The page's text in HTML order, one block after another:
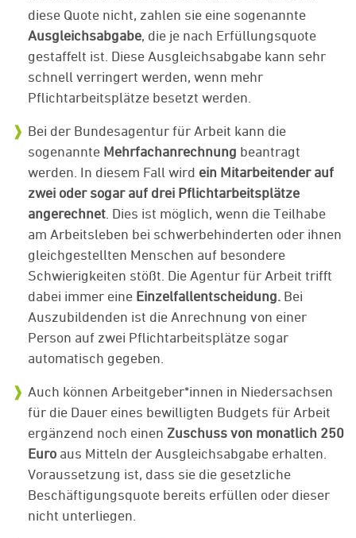
diese Quote nicht, zahlen sie eine sogenannte
Ausgleichsabgabe, die je nach Erfüllungsquote
gestaffelt ist. Diese Ausgleichsabgabe kann sehr
schnell verringert werden, wenn mehr
Pflichtarbeitsplätze besetzt werden.
Bei der Bundesagentur für Arbeit kann die
sogenannte Mehrfachanrechnung beantragt
werden. In diesem Fall wird ein Mitarbeitender auf
zwei oder sogar auf drei Pflichtarbeitsplätze
angerechnet . Dies ist möglich, wenn die Teilhabe
am Arbeitsleben bei schwerbehinderten oder ihnen
gleichgestellten Menschen auf besondere
Schwierigkeiten stößt. Die Agentur für Arbeit trifft
dabei immer eine Einzelfallentscheidung. Bei
Auszubildenden ist die Anrechnung von einer
Person auf zwei Pflichtarbeitsplätze sogar
automatisch gegeben.
Auch können Arbeitgeber*innen in Niedersachsen
für die Dauer eines bewilligten Budgets für Arbeit
ergänzend noch einen Zuschuss von monatlich 250
Euro aus Mitteln der Ausgleichsabgabe erhalten.
Voraussetzung ist, dass sie die gesetzliche
Beschäftigungsquote bereits erfüllen oder dieser
nicht unterliegen.